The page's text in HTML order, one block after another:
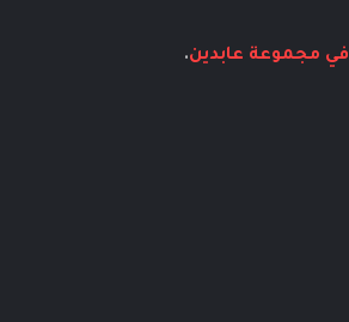
في مجموعة عابدين.